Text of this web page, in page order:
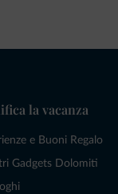
la vacanza
e Buoni Regalo
Gadgets Dolomiti